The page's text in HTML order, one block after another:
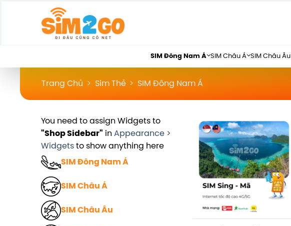
SIM Đông Nam Á SIM Châu Á SIM Châu Âu
Trang Chủ > Sim Thẻ > SIM Đông Nam Á
You need to assign Widgets to
"Shop Sidebar" in Appearance >
Widgets to show anything here
SIM Đông Nam Á
SIM Châu Á
SIM Châu Âu